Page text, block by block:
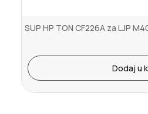
SUP HP TON CF226A za LJP
Dodaj u